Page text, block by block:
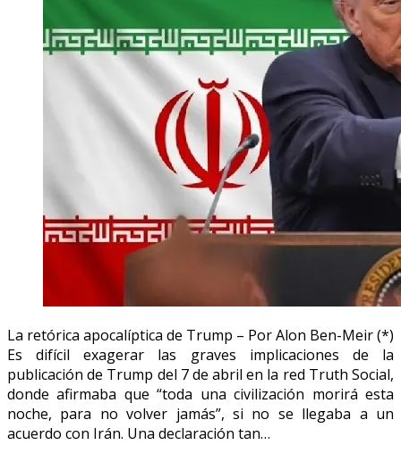
La retórica apocalíptica de Trump – Por Alon Ben-Meir (*)
Es difícil exagerar las graves implicaciones de la
publicación de Trump del 7 de abril en la red Truth Social,
donde afirmaba que “toda una civilización morirá esta
noche, para no volver jamás”, si no se llegaba a un
acuerdo con Irán. Una declaración tan…